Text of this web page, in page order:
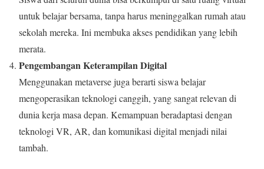
untuk belajar bersama, tanpa harus meninggalkan rumah atau
sekolah mereka. Ini membuka akses pendidikan yang lebih
merata.
Pengembangan Keterampilan Digital
Menggunakan metaverse juga berarti siswa belajar
mengoperasikan teknologi canggih, yang sangat relevan di
dunia kerja masa depan. Kemampuan beradaptasi dengan
teknologi VR, AR, dan komunikasi digital menjadi nilai
tambah.